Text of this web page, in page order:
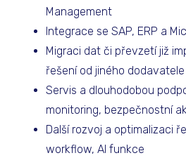
Management
Integrace se SAP, ERP a
Migraci dat či převzetí již
řešení od jiného dodavatele
Servis a dlouhodobou
monitoring, bezpečnostní
Další rozvoj a optimalizaci
workflow, AI funkce